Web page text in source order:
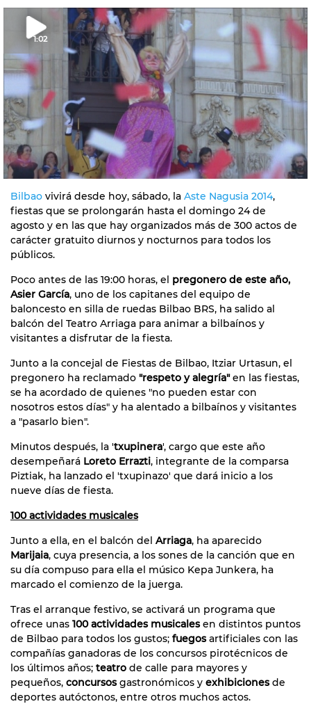
1:02
Bilbao vivirá desde hoy, sábado, la Aste Nagusia 2014,
fiestas que se prolongarán hasta el domingo 24 de
agosto y en las que hay organizados más de 300 actos de
carácter gratuito diurnos y nocturnos para todos los
públicos.
Poco antes de las 19:00 horas, el pregonero de este año,
Asier García, uno de los capitanes del equipo de
baloncesto en silla de ruedas Bilbao BRS, ha salido al
balcón del Teatro Arriaga para animar a bilbaínos y
visitantes a disfrutar de la fiesta.
Junto a la concejal de Fiestas de Bilbao, Itziar Urtasun, el
pregonero ha reclamado "respeto y alegría"en las fiestas,
se ha acordado de quienes "no pueden estar con
nosotros estos días" y ha alentado a bilbaínos y visitantes
a "pasarlo bien".
Minutos después, la 'txupinera', cargo que este año
desempeñará Loreto Errazti, integrante de la comparsa
Piztiak, ha lanzado el 'txupinazo' que dará inicio a los
nueve días de fiesta.
100 actividades musicales
Junto a ella, en el balcón del Arriaga, ha aparecido
Marijaia, cuya presencia, a los sones de la canción que en
su día compuso para ella el músico Kepa Junkera, ha
marcado el comienzo de la juerga.
Tras el arranque festivo, se activará un programa que
ofrece unas 100 actividades musicalesen distintos puntos
de Bilbao para todos los gustos; fuegosartificiales con las
compañías ganadoras de los concursos pirotécnicos de
los últimos años; teatro de calle para mayores y
pequeños, concursosgastronómicos y exhibicionesde
deportes autóctonos, entre otros muchos actos.